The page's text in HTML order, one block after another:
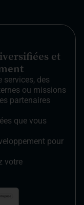
et
services, des
ou missions
partenaires
que vous
pour
votre